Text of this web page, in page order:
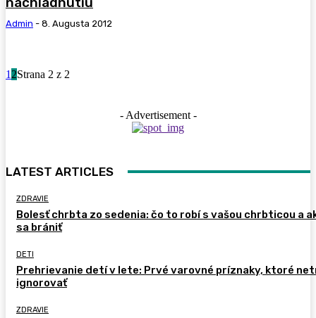
Admin - 8. Augusta 2012
1 2Strana 2 z 2
- Advertisement -
LATEST ARTICLES
ZDRAVIE
Bolesť chrbta zo sedenia: čo to robí s vašou chrbticou a
sa brániť
DETI
Prehrievanie detí v lete: Prvé varovné príznaky, ktoré
ignorovať
ZDRAVIE